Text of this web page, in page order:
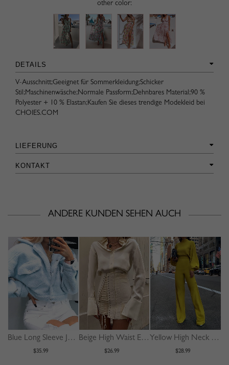
other color:
DETAILS
V-Ausschnitt;Geeignet für Sommerkleidung;Schicker
Stil;Maschinenwäsche;Normale Passform;Dehnbares Material;90 %
Polyester + 10 % Elastan;Kaufen Sie dieses trendige Modekleid bei
CHOIES.COM
LIEFERUNG
KONTAKT
ANDERE KUNDEN SEHEN AUCH
Blue Long Sleeve Jacket
$35.99
Beige High Waist Eyelet Lace Up Front Mini Skirt
$26.99
Yellow High Neck Long Sleeve Jumpsuit
$28.99